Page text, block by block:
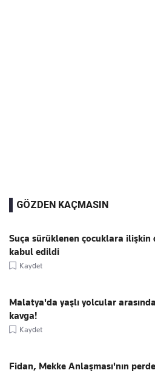
GÖZDEN KAÇMASIN
Suça sürüklenen çocuklara ilişkin
kabul edildi
Kaydet
Malatya'da yaşlı yolcular
kavga!
Kaydet
Fidan, Mekke Anlaşması'nın